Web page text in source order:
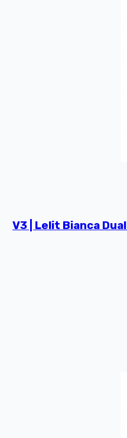
ماكينة اسبريسو ليليت بيانكا V3 | Lelit Bianca Dual